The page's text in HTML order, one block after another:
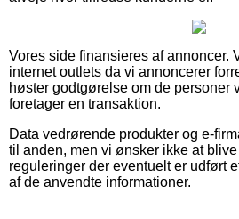
Vores side finansieres af annoncer.
internet outlets da vi annoncerer
høster godtgørelse om de personer
foretager en transaktion.
Data vedrørende produkter og e-
til anden, men vi ønsker ikke at
reguleringer der eventuelt er udført
af de anvendte informationer.